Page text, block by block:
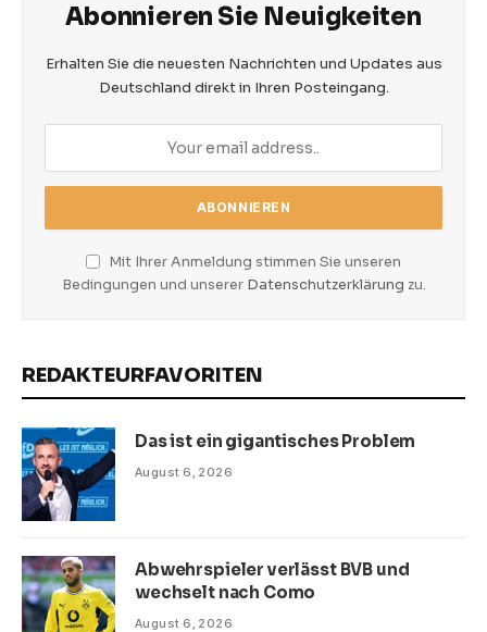
Abonnieren Sie Neuigkeiten
Erhalten Sie die neuesten Nachrichten und Updates aus
Deutschland direkt in Ihren Posteingang.
Mit Ihrer Anmeldung stimmen Sie unseren
Bedingungen und unserer Datenschutzerklärung zu.
REDAKTEURFAVORITEN
Das ist ein gigantisches Problem
August 6, 2026
Abwehrspieler verlässt BVB und
wechselt nach Como
August 6, 2026